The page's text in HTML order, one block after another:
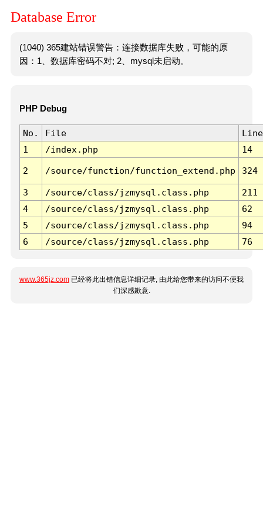
Database Error
(1040) 365建站错误警告：连接数据库失败，可能的原
因：1、数据库密码不对; 2、mysql未启动。
PHP Debug
No. File
Line
1
/index.php 14
2 /source/function/function_extend.php 324
3 /source/class/jzmysql.class.php
211
4
/source/class/jzmysql.class.php
62
5
/source/class/jzmysql.class.php
94
6
/source/class/jzmysql.class.php 76
www.365jz.com 已经将此出错信息详细记录, 由此给您带来的访问不便我
们深感歉意.